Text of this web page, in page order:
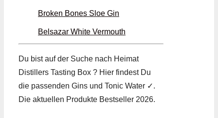
Broken Bones Sloe Gin
Belsazar White Vermouth
Du bist auf der Suche nach Heimat
Distillers Tasting Box ? Hier findest Du
die passenden Gins und Tonic Water ✓.
Die aktuellen Produkte Bestseller 2026.